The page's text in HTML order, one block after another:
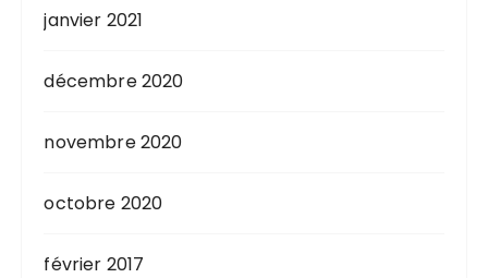
janvier 2021
décembre 2020
novembre 2020
octobre 2020
février 2017